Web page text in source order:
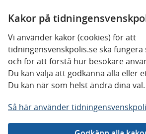
Kakor på
Vi använder kakor (cookies) för att
tidningensvenskpolis.se ska
och för att förstå hur besökare
Du kan välja att godkänna alla eller
Du kan när som helst ändra dina val.
Så här använder